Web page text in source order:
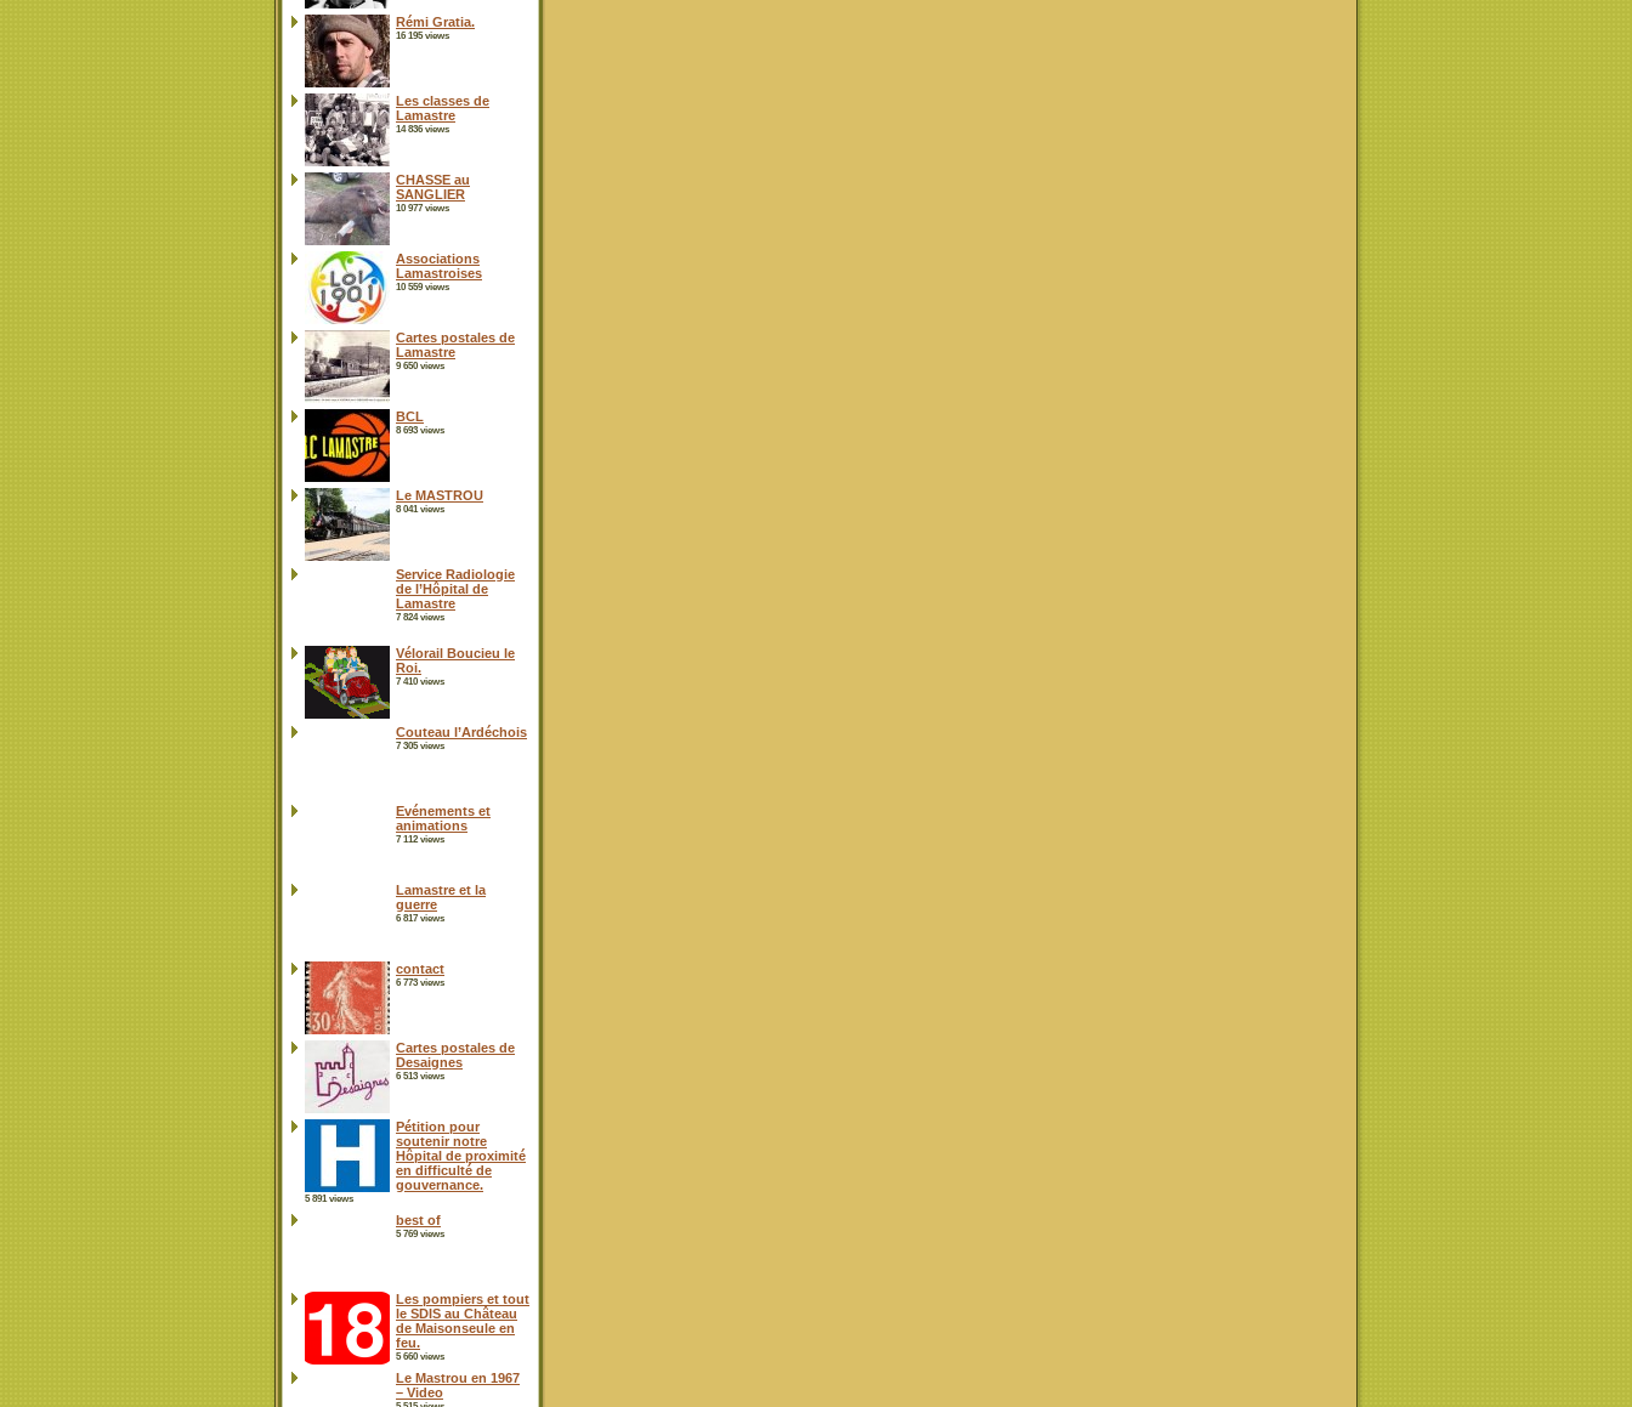
Rémi Gratia.
16 195 views
Les classes de
Lamastre
14 836 views
CHASSE au
SANGLIER
10 977 views
Associations
Lamastroises
10 559 views
Cartes postales de
Lamastre
9 650 views
BCL
8 693 views
Le MASTROU
8 041 views
Service Radiologie
de l’Hôpital de
Lamastre
7 824 views
Vélorail Boucieu le
Roi.
7 410 views
Couteau l’Ardéchois
7 305 views
Evénements et
animations
7 112 views
Lamastre et la
guerre
6 817 views
contact
6 773 views
Cartes postales de
Desaignes
6 513 views
Pétition pour
soutenir notre
Hôpital de proximité
en difficulté de
gouvernance.
5 891 views
best of
5 769 views
Les pompiers et tout
le SDIS au Château
de Maisonseule en
feu.
5 660 views
Le Mastrou en 1967
– Video